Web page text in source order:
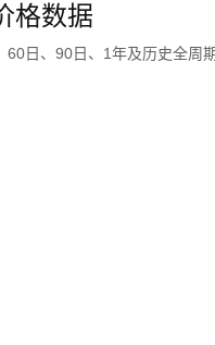
格数据
60日、90日、1年及历史全周